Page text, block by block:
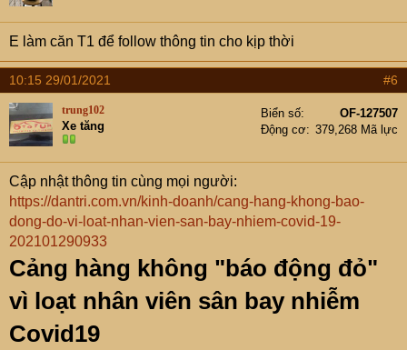
xúc phạm thành viên khác khi tranh luận, không công
kích cá nhân, không sử dụng những từ viết tắt DLV, 47,
nô nọ, nô kia, bò xanh, bò đỏ, ba củ, ba que.... để nhằm
mục đích miệt thị người khác bất đồng ý kiến với mình.
Sau bài viết này, tất cả những bài viết không liên quan
hay các từ ngữ nhắc trên sẽ bị xóa mà không cần thông
báo, tiếp tục vi phạm sẽ bị cấm viết bài trong thớt cũng
như hạn chế truy cập diễn đàn có thời hạn, những trường
hợp vi phạm tiếp tục sử dụng âm binh hay cố tình vi
phạm sẽ bị ban vĩnh viễn. Tất cả mọi thắc mắc, khiếu nại
về vấn đề này đều không được giải quyết và sẽ bị hạn
chế truy cập diễn đàn ngay lập tức. Trân trọng!
n
s
:
E làm căn T1 để follow thông tin cho kịp thời
10:15 29/01/2021 #6
trung102
Xe tăng
Biển số
OF-127507
Động cơ
379,268 Mã lực
Cập nhật thông tin cùng mọi người:
https://dantri.com.vn/kinh-doanh/cang-hang-khong-bao-
dong-do-vi-loat-nhan-vien-san-bay-nhiem-covid-19-
202101290933
Cảng hàng không "báo động đỏ"
vì loạt nhân viên sân bay nhiễm
Covid19